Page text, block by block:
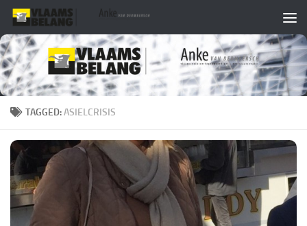
Skip to content
TAGGED:ASIELCRISIS